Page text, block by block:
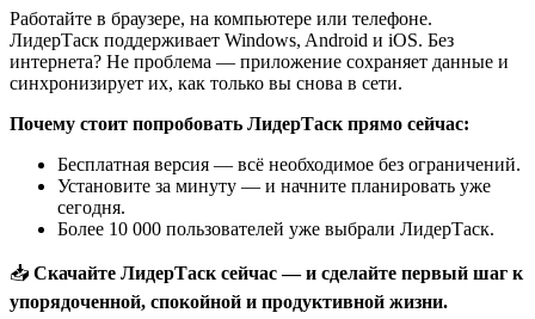
Работайте в браузере, на компьютере или телефоне.
ЛидерТаск поддерживает Windows, Android и iOS. Без
интернета? Не проблема — приложение сохраняет данные и
синхронизирует их, как только вы снова в сети.
Почему стоит попробовать ЛидерТаск прямо сейчас:
Бесплатная версия — всё необходимое без ограничений.
Установите за минуту — и начните планировать уже
сегодня.
Более 10 000 пользователей уже выбрали ЛидерТаск.
📥 Скачайте ЛидерТаск сейчас — и сделайте первый шаг к
упорядоченной, спокойной и продуктивной жизни.